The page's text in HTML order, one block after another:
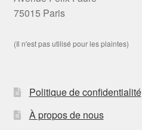
75015 Paris
(Il n'est pas utilisé pour les plaintes)
Politique de confidentialité
À propos de nous